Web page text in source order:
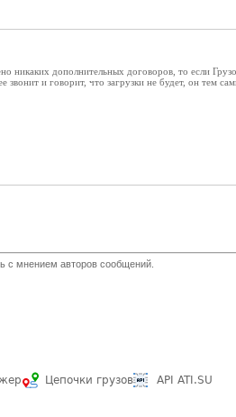
дополнительных договоров, то если
и говорит, что загрузки не будет, он тем
с мнением авторов сообщений.
Цепочки грузов API ATI.SU